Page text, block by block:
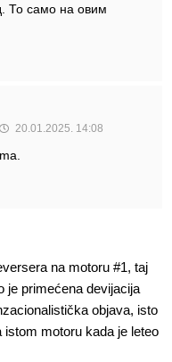
То само на овим
20.01.2025. 14:08
na motoru #1, taj
je primećena devijacija
objava, isto
istom motoru kada je leteo